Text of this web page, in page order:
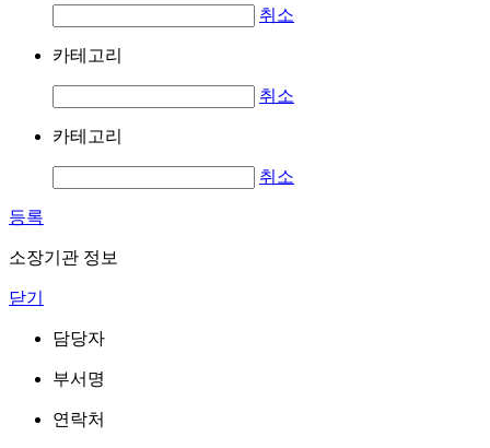
취소
카테고리
취소
카테고리
취소
등록
소장기관 정보
닫기
담당자
부서명
연락처